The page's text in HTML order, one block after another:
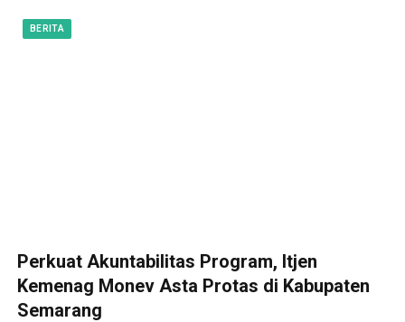
BERITA
Perkuat Akuntabilitas Program, Itjen
Kemenag Monev Asta Protas di Kabupaten
Semarang